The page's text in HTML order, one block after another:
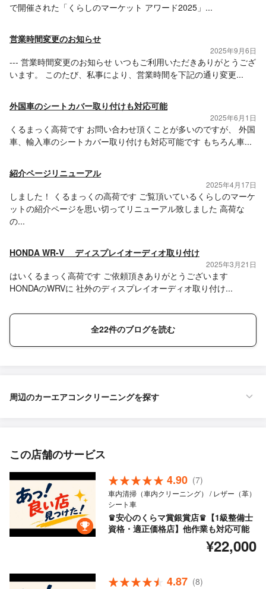
で開催された「くらしのマーケット アワード2025」...
営業時間変更のお知らせ
2025年9月6日
--- 営業時間変更のお知らせ いつもご利用いただきありがとうござ
います。 このたび、私事により、営業時間を下記の通り変更...
外国車のシートカバー取り付けも対応可能
2025年6月1日
くるまっく高荷です お問い合わせ頂くことが多いのですが、 外国
車、輸入車のシートカバー取り付けも対応可能です もちろん車...
紹介ページリニューアル
2025年4月17日
しました！ くるまっくの高荷です ご覧頂いているくらしのマーケ
ットの紹介ページを思い切ってリニューアル致しました 高荷な
の...
HONDA WR-V ディスプレイオーディオ取り付け
2025年3月21日
はいくるまっく高荷です ご依頼頂きありがとうございます
HONDAのWRVに 社外のディスプレイオーディオ取り付け...
全22件のブログを読む
周辺のカーエアコンクリーニングを探す
この店舗のサービス
4.90 (7)
車内清掃（車内クリーニング） / レザー（革）
シート車
♛安心のくらマ賞銀賞店♛【1級整備士
資格・適正価格店】他作業も対応可能
¥22,000
4.87 (8)